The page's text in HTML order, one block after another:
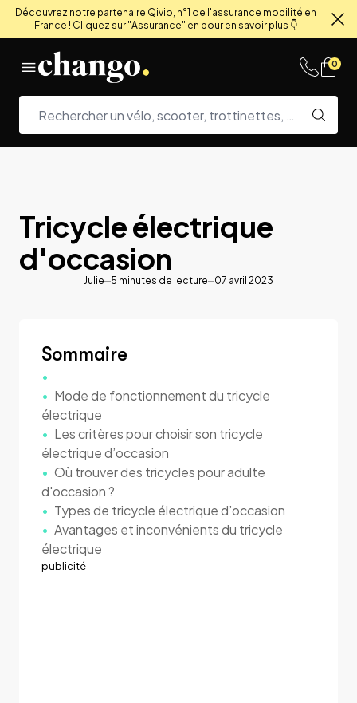
Découvrez notre partenaire Qivio, n°1 de l'assurance mobilité en
France ! Cliquez sur "Assurance" en pour en savoir plus 👇
0
Tricycle électrique
d'occasion
Julie 5 minutes de lecture 07 avril 2023
Sommaire
Mode de fonctionnement du tricycle
électrique
Les critères pour choisir son tricycle
électrique d’occasion
Où trouver des tricycles pour adulte
d'occasion ?
Types de tricycle électrique d’occasion
Avantages et inconvénients du tricycle
électrique
publicité